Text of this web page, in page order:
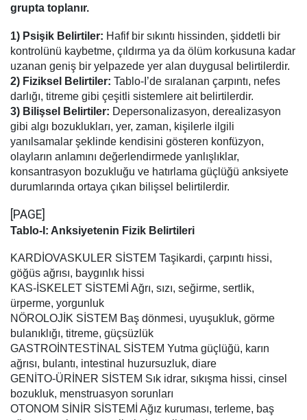
grupta toplanır.
1) Psişik Belirtiler: Hafif bir sıkıntı hissinden, şiddetli bir
kontrolünü kaybetme, çıldırma ya da ölüm korkusuna kadar
uzanan geniş bir yelpazede yer alan duygusal belirtilerdir.
2) Fiziksel Belirtiler: Tablo-I’de sıralanan çarpıntı, nefes
darlığı, titreme gibi çeşitli sistemlere ait belirtilerdir.
3) Bilişsel Belirtiler: Depersonalizasyon, derealizasyon
gibi algı bozuklukları, yer, zaman, kişilerle ilgili
yanılsamalar şeklinde kendisini gösteren konfüzyon,
olayların anlamını değerlendirmede yanlışlıklar,
konsantrasyon bozukluğu ve hatırlama güçlüğü anksiyete
durumlarında ortaya çıkan bilişsel belirtilerdir.
[PAGE]
Tablo-I: Anksiyetenin Fizik Belirtileri
KARDİOVASKULER SİSTEM Taşikardi, çarpıntı hissi,
göğüs ağrısı, baygınlık hissi
KAS-İSKELET SİSTEMİ Ağrı, sızı, seğirme, sertlik,
ürperme, yorgunluk
NÖROLOJİK SİSTEM Baş dönmesi, uyuşukluk, görme
bulanıklığı, titreme, güçsüzlük
GASTROİNTESTİNAL SİSTEM Yutma güçlüğü, karın
ağrısı, bulantı, intestinal huzursuzluk, diare
GENİTO-ÜRİNER SİSTEM Sık idrar, sıkışma hissi, cinsel
bozukluk, menstruasyon sorunları
OTONOM SİNİR SİSTEMİ Ağız kuruması, terleme, baş